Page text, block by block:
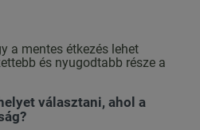
a mentes étkezés lehet
és nyugodtabb része a
választani, ahol a